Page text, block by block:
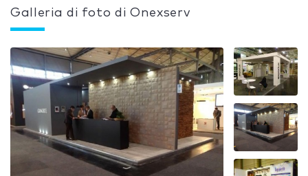
Galleria di foto di Onexserv